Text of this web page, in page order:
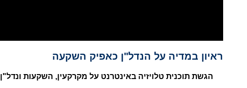
ראיון במדיה על הנדל"ן כאפיק השקעה
הגשת תוכנית טלויזיה באינטרנט על מקרקעין, השקעות ונדל"ן